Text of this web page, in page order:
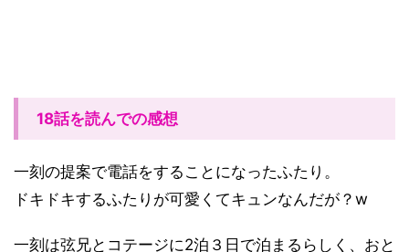
18話を読んでの感想
一刻の提案で電話をすることになったふたり。
ドキドキするふたりが可愛くてキュンなんだが？w
一刻は弦兄とコテージに2泊３日で泊まるらしく、おと